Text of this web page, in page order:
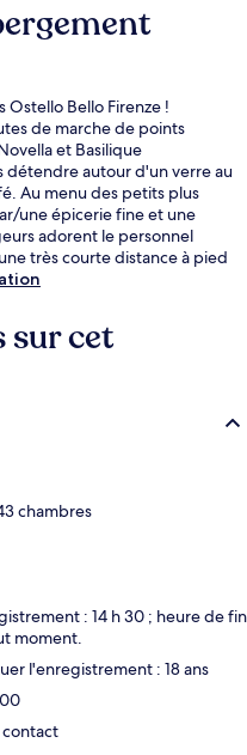
Ostello Bello Firenze !
de marche de points
et Basilique
détendre autour d'un verre au
Au menu des petits plus
une épicerie fine et une
adorent le personnel
très courte distance à pied
se trouve à 4 min et Arrêt de
sur cet
chambres
: 14 h 30 ; heure de fin
moment.
l'enregistrement : 18 ans
contact